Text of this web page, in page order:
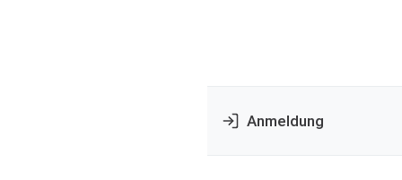
Anmeldung